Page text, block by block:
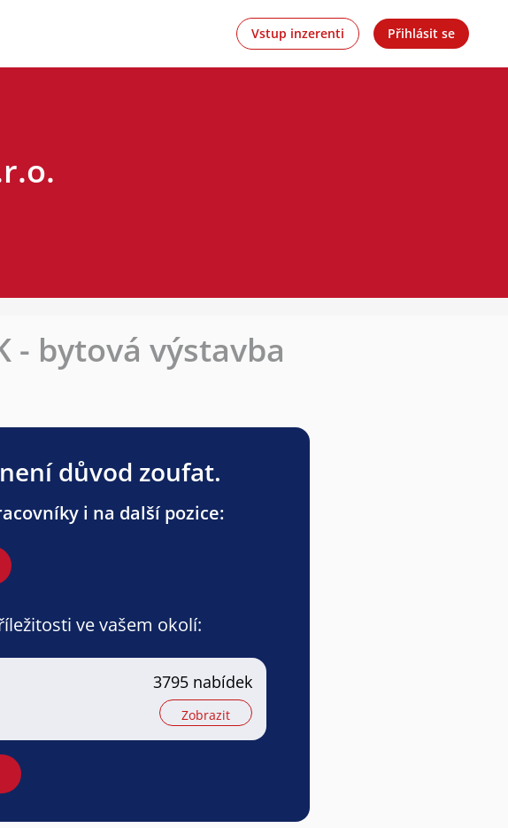
Vstup inzerenti Přihlásit se
- bytová výstavba
důvod zoufat.
i na další pozice:
ve vašem okolí:
3795 nabídek
Zobrazit